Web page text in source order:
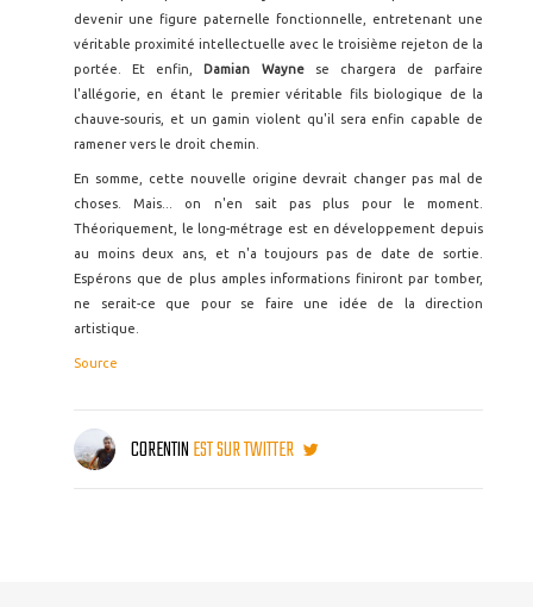
devenir une figure paternelle fonctionnelle, entretenant une
véritable proximité intellectuelle avec le troisième rejeton de la
portée. Et enfin,
Damian Waynese chargera de parfaire
l'allégorie, en étant le premier véritable fils biologique de la
chauve-souris, et un gamin violent qu'il sera enfin capable de
ramener vers le droit chemin.
En somme, cette nouvelle origine devrait changer pas mal de
choses. Mais... on n'en sait pas plus pour le moment.
Théoriquement, le long-métrage est en développement depuis
au moins deux ans, et n'a toujours pas de date de sortie.
Espérons que de plus amples informations finiront par tomber,
ne serait-ce que pour se faire une idée de la direction
artistique.
Source
CORENTINEST SUR TWITTER